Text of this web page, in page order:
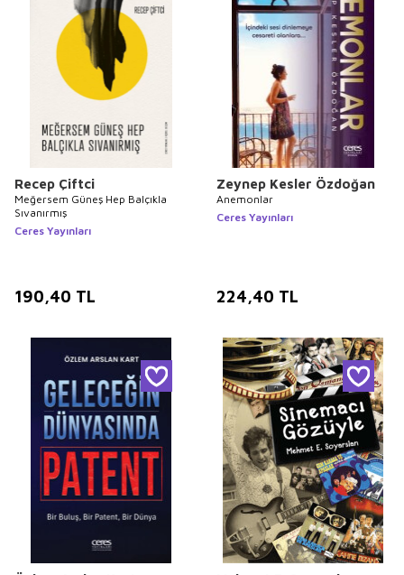
Recep Çiftci
Meğersem Güneş Hep Balçıkla
Sıvanırmış
Ceres Yayınları
190,40 TL
Zeynep Kesler Özdoğan
Anemonlar
Ceres Yayınları
224,40 TL